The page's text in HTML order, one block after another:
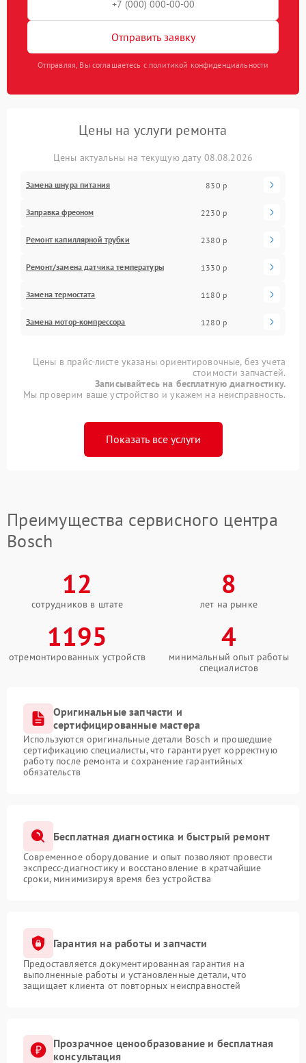
Отправить заявку
Отправляя, Вы соглашаетесь с политикой конфиденциальности
Цены на услуги ремонта
Цены актуальны на текущую дату 08.08.2026
Замена шнура питания 830 р
Заправка фреоном 2230 р
Ремонт капиллярной трубки 2380 р
Ремонт/замена датчика температуры 1330 р
Замена термостата 1180 р
Замена мотор-компрессора 1280 р
Цены в прайс-листе указаны ориентировочные, без учета
стоимости запчастей.
Записывайтесь на бесплатную диагностику.
Мы проверим ваше устройство и укажем на неисправность.
Показать все услуги
Преимущества сервисного центра
Bosch
12
сотрудников в штате
8
лет на рынке
1195
отремонтированных устройств
4
минимальный опыт работы
специалистов
Оригинальные запчасти и
сертифицированные мастера
Используются оригинальные детали Bosch и прошедшие
сертификацию специалисты, что гарантирует корректную
работу после ремонта и сохранение гарантийных
обязательств
Бесплатная диагностика и быстрый ремонт
Современное оборудование и опыт позволяют провести
экспресс-диагностику и восстановление в кратчайшие
сроки, минимизируя время без устройства
Гарантия на работы и запчасти
Предоставляется документированная гарантия на
выполненные работы и установленные детали, что
защищает клиента от повторных неисправностей
Прозрачное ценообразование и бесплатная
консультация